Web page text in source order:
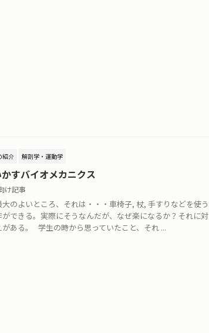
紹介 解剖学・運動学
すバイオメカニクス
け記事
大のよいところ、それは・・・車椅子, 杖, 手すりなどを使う
ができる。実際にそうなんだが、なぜ楽になるか？それに対
がある。 学生の時から思っていたこと、それ ...